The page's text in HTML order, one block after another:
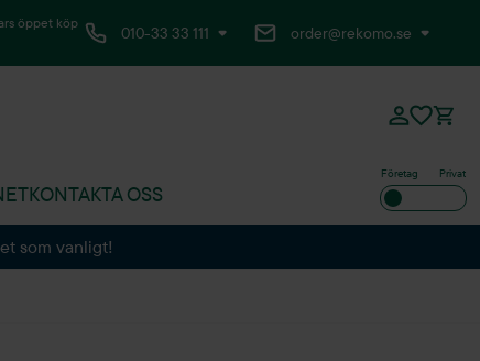
öppet köp
010-33 33 111 order@rekomo.se
KONTAKTA OSS
Företag Privat
som vanligt!